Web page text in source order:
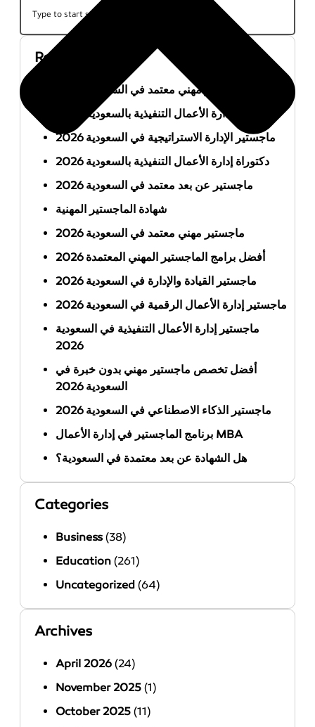
Recent Posts
أفضل ماجستير مهني معتمد في السعودية 2026
ماجستير إدارة الأعمال التنفيذية بالسعودية 2026
ماجستير الإدارة الاستراتيجية في السعودية 2026
دكتوراة إدارة الأعمال التنفيذية بالسعودية 2026
ماجستير عن بعد معتمد في السعودية 2026
شهادة الماجستير المهنية
ماجستير مهني معتمد في السعودية 2026
أفضل برامج الماجستير المهني المعتمدة 2026
ماجستير القيادة والإدارة في السعودية 2026
ماجستير إدارة الأعمال الرقمية في السعودية 2026
ماجستير إدارة الأعمال التنفيذية في السعودية
2026
أفضل تخصص ماجستير مهني بدون خبرة في
السعودية 2026
ماجستير الذكاء الاصطناعي في السعودية 2026
برنامج الماجستير في إدارة الأعمال MBA
هل الشهادة عن بعد معتمدة في السعودية؟
Categories
Business (38)
Education (261)
Uncategorized (64)
Archives
April 2026 (24)
November 2025 (1)
October 2025 (11)